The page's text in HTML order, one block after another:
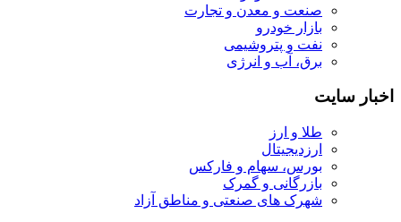
صنعت و معدن و تجارت
بازار خودرو
نفت و پتروشیمی
برق، آب و انرژی
اخبار سایت
طلا و ارز
ارزدیجیتال
بورس، سهام و فارکس
بازرگانی و گمرک
شهرک های صنعتی و مناطق آزاد